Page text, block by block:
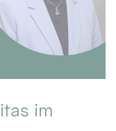
im